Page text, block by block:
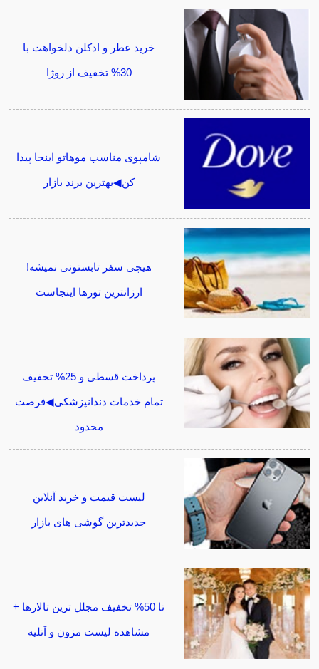
خرید عطر و ادکلن دلخواهت با
30% تخفیف از روژا
شامپوی مناسب موهاتو اینجا پیدا
کن◀بهترین برند بازار
هیچی سفر تابستونی نمیشه!
ارزانترین تورها اینجاست
پرداخت قسطی و 25% تخفیف
تمام خدمات دندانپزشکی◀فرصت
محدود
لیست قیمت و خرید آنلاین
جدیدترین گوشی های بازار
تا 50% تخفیف مجلل ترین تالارها +
مشاهده لیست مزون و آتلیه